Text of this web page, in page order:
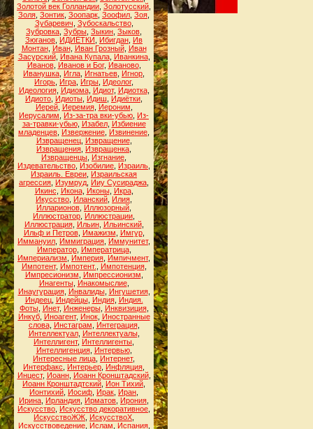
Золотой век Голландии Золотусский
Золя Зонтик Зоопарк Зоофил Зоя
Зубаревич Зубоскальство,
Зубровка Зубры Зыкин Зыков
Зюганов ИДИЁТКИ Ибигдан Ив
Монтан, Иван, Иван Грозный, Иван
Засурский, Ивана Купала, Иванкина,
Иванов, Иванов и Бог, Иваново,
Иванушка Игла Игнатьев Игнор
Игорь Игра Игры Идеолог,
Идеология, Идиома, Идиот, Идиотка,
Идиото Идиоты Идиш Идиётки
Иерей, Иеремия, Иероним
Иерусалим
Из-за-тра вки-убью Из-
за-травки-убью, Изабел, Избиение
младенцев Извержение Извинение
Извращенец, Извращение,
Извращения Извращенка
Извращенцы Изгнание
Издевательство Изобилие Израиль
Израиль. Евреи Израильская
агрессия Изумруд Ииу Сусираджа
Икинс
Икона, Иконы, Икра,
Икусство Иланский Илия
Илларионов Иллюзорный
Иллюстратор Иллюстрации
Иллюстрация, Ильин, Ильинский,
Ильф и Петров, Имажизм Имгур,
Иммануил Иммиграция Иммунитет,
Император, Императрица,
Империализм
Империя Импичмент,
Импотент, Импотент. Импотенция,
Импресионизм
Импрессионизм
Инагенты, Инакомыслие,
Инаугурация, Инвалиды, Ингушетия,
Индеец, Индейцы, Индия, Индия.
Фоты, Инет, Инженеры, Инквизиция,
Инкуб, Иноагент, Инок, Иностранные
слова, Инстаграм Интеграция,
Интеллектуал, Интеллектуалы,
Интеллигент, Интеллигенты
Интеллигенция, Интервью,
Интересные лица Интернет,
Интерфакс
Интерьер Инфляция
Инцест, Иоанн, Иоанн Кронштадский,
Иоанн Кронштадтский Ион Тихий
Ионтихий Иосиф Ирак Иран
Ирина Ирландия Ирматов Ирония
Искусство Искусство декоративное
ИскусствоЖЖ ИскусствоХ
Искусствоведение, Ислам Испания,